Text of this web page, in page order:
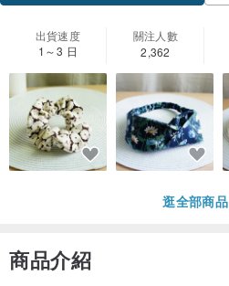
加入關注
出貨速度
1～3 日
關注人數
2,362
逛全部商品
商品介紹